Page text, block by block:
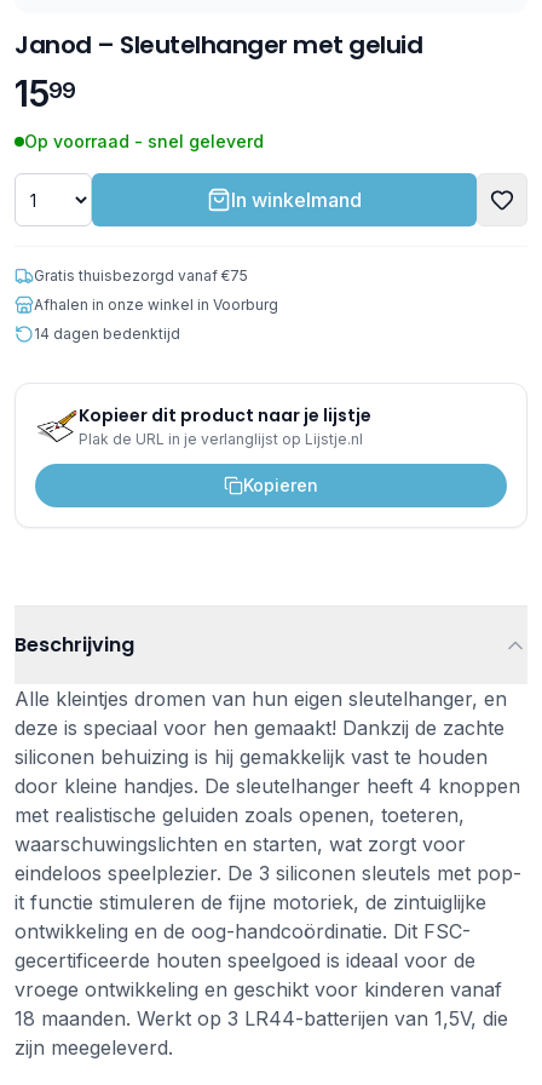
Janod – Sleutelhanger met geluid
1599
Op voorraad - snel geleverd
In winkelmand
Gratis thuisbezorgd vanaf €75
Afhalen in onze winkel in Voorburg
14 dagen bedenktijd
Kopieer dit product naar je lijstje
Plak de URL in je verlanglijst op Lijstje.nl
Kopieren
Beschrijving
Alle kleintjes dromen van hun eigen sleutelhanger, en
deze is speciaal voor hen gemaakt! Dankzij de zachte
siliconen behuizing is hij gemakkelijk vast te houden
door kleine handjes. De sleutelhanger heeft 4 knoppen
met realistische geluiden zoals openen, toeteren,
waarschuwingslichten en starten, wat zorgt voor
eindeloos speelplezier. De 3 siliconen sleutels met pop-
it functie stimuleren de fijne motoriek, de zintuiglijke
ontwikkeling en de oog-handcoördinatie. Dit FSC-
gecertificeerde houten speelgoed is ideaal voor de
vroege ontwikkeling en geschikt voor kinderen vanaf
18 maanden. Werkt op 3 LR44-batterijen van 1,5V, die
zijn meegeleverd.